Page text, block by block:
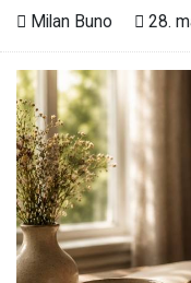
Milan Buno 28.